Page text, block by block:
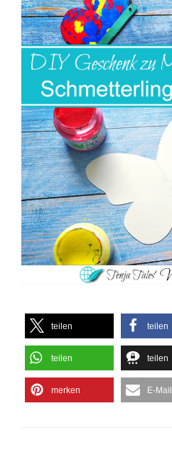
teilen teilen
teilen teilen
merken E-Mail